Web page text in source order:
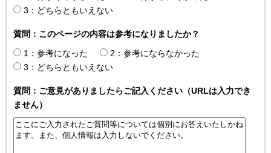
3：どちらともいえない
質問：このページの内容は参考になりましたか？
1：参考になった
2：参考にならなかった
3：どちらともいえない
質問：ご意見がありましたらご記入ください（URLは入力でき
ません）